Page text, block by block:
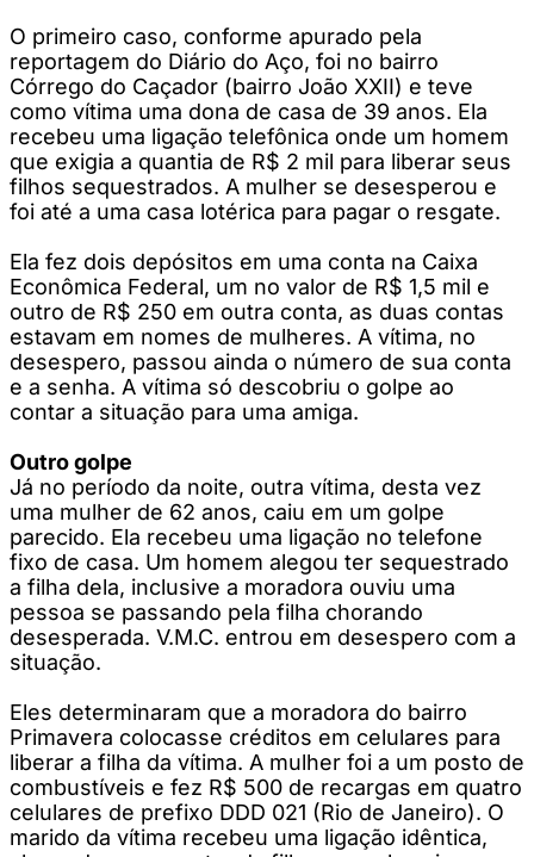
O primeiro caso, conforme apurado pela
reportagem do Diário do Aço, foi no bairro
Córrego do Caçador (bairro João XXII) e teve
como vítima uma dona de casa de 39 anos. Ela
recebeu uma ligação telefônica onde um homem
que exigia a quantia de R$ 2 mil para liberar seus
filhos sequestrados. A mulher se desesperou e
foi até a uma casa lotérica para pagar o resgate.
Ela fez dois depósitos em uma conta na Caixa
Econômica Federal, um no valor de R$ 1,5 mil e
outro de R$ 250 em outra conta, as duas contas
estavam em nomes de mulheres. A vítima, no
desespero, passou ainda o número de sua conta
e a senha. A vítima só descobriu o golpe ao
contar a situação para uma amiga.
Outro golpe
Já no período da noite, outra vítima, desta vez
uma mulher de 62 anos, caiu em um golpe
parecido. Ela recebeu uma ligação no telefone
fixo de casa. Um homem alegou ter sequestrado
a filha dela, inclusive a moradora ouviu uma
pessoa se passando pela filha chorando
desesperada. V.M.C. entrou em desespero com a
situação.
Eles determinaram que a moradora do bairro
Primavera colocasse créditos em celulares para
liberar a filha da vítima. A mulher foi a um posto de
combustíveis e fez R$ 500 de recargas em quatro
celulares de prefixo DDD 021 (Rio de Janeiro). O
marido da vítima recebeu uma ligação idêntica,